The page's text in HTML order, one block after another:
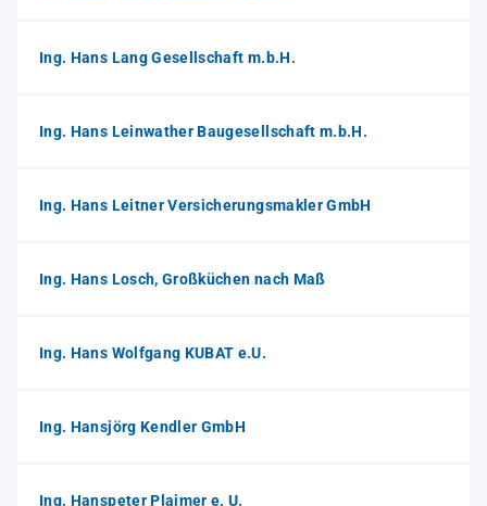
Ing. Hans Lang Gesellschaft m.b.H.
Ing. Hans Leinwather Baugesellschaft m.b.H.
Ing. Hans Leitner Versicherungsmakler GmbH
Ing. Hans Losch, Großküchen nach Maß
Ing. Hans Wolfgang KUBAT e.U.
Ing. Hansjörg Kendler GmbH
Ing. Hanspeter Plaimer e. U.